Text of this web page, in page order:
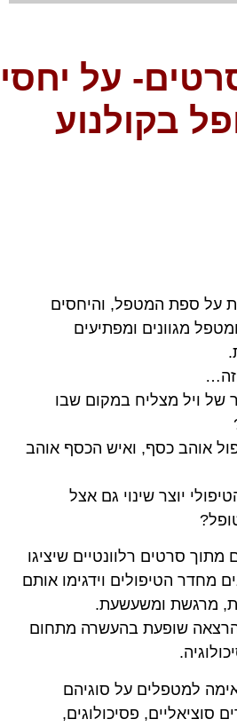
על יחסי
בקולנוע
על ספת המטפל, והיחסים
מגוונים ומפתיעים
של ויל מצליח במקום שבו
אוהב כסף, ואיש הכסף אוהב
יוצר שינוי גם אצל
סרטים רלוונטיים שיציגו
מחדר הטיפולים וידגימו אותם
מרגשת ומשעשעת.
שופעת בהעשרה מתחום
למטפלים על סוגיהם
סוציאליים, פסיכולוגים,